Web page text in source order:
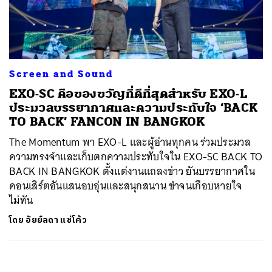
Screen and Sound
EXO-SC คือของขวัญที่ดีที่สุดสำหรับ EXO-L
ประมวลบรรยากาศและความประทับใจ ‘BACK
TO BACK’ FANCON IN BANGKOK
The Momentum พา EXO-L และผู้อ่านทุกคน ร่วมประมวล
ความทรงจำและเก็บตกความประทับใจใน EXO-SC BACK TO
BACK IN BANGKOK ตั้งแต่งานแถลงข่าว ยันบรรยากาศใน
คอนเสิร์ตอันแสนอบอุ่นและสนุกสนาน ขำจนเกือบหายใจ
ไม่ทัน
โดย อัยย์ลดา แซ่โค้ว
ค้นหา